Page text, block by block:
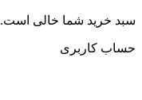
سبد خرید شما خالی است.
حساب کاربری